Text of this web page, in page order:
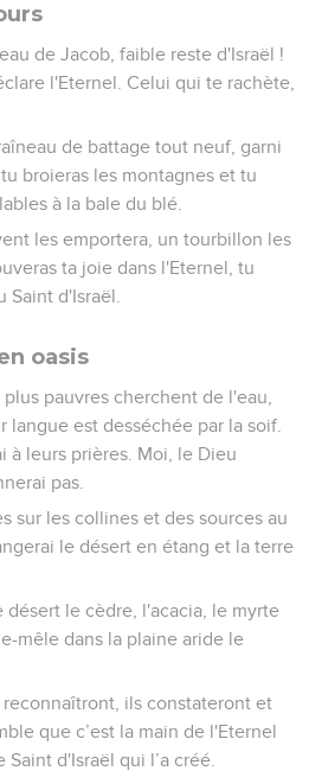
de Jacob, faible reste d'Israël !
l'Eternel. Celui qui te rachète,
de battage tout neuf, garni
broieras les montagnes et tu
à la bale du blé.
les emportera, un tourbillon les
ta joie dans l'Eternel, tu
Saint d'Israël.
oasis
pauvres cherchent de l'eau,
langue est desséchée par la soif.
à leurs prières. Moi, le Dieu
pas.
sur les collines et des sources au
le désert en étang et la terre
désert le cèdre, l'acacia, le myrte
mêle dans la plaine aride le
ils constateront et
que c’est la main de l'Eternel
d'Israël qui l’a créé.